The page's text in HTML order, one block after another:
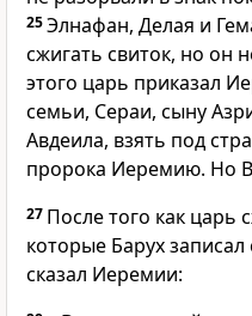
25Элнафан, Делая и
сжигать свиток, но он
этого царь приказал
семьи, Сераи, сыну
Авдеила, взять под
пророка Иеремию. Но
27 После того как царь
которые Барух
сказал Иеремии: